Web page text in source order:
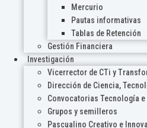
Mercurio
Pautas informativas
Tablas de Retención
Gestión Financiera
Investigación
Vicerrector de CTi y
Dirección de Ciencia,
Convocatorias Tecnología
Grupos y semilleros
Pascualino Creativo e